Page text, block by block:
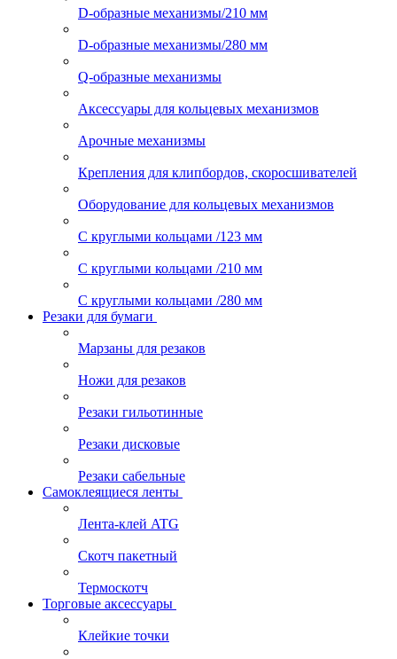
D-образные механизмы/210 мм
D-образные механизмы/280 мм
Q-образные механизмы
Аксессуары для кольцевых механизмов
Арочные механизмы
Крепления для клипбордов, скоросшивателей
Оборудование для кольцевых механизмов
С круглыми кольцами /123 мм
С круглыми кольцами /210 мм
С круглыми кольцами /280 мм
Резаки для бумаги
Марзаны для резаков
Ножи для резаков
Резаки гильотинные
Резаки дисковые
Резаки сабельные
Самоклеящиеся ленты
Лента-клей ATG
Скотч пакетный
Термоскотч
Торговые аксессуары
Клейкие точки